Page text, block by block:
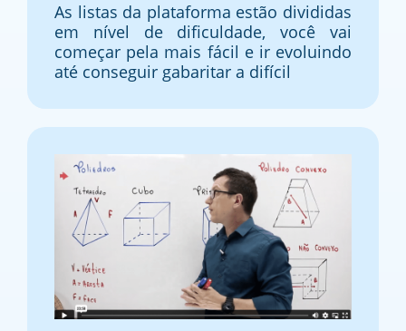
As listas da plataforma estão divididas
em nível de dificuldade, você vai
começar pela mais fácil e ir evoluindo
até conseguir gabaritar a difícil